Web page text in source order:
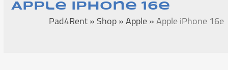
Apple iPhone 16e
Pad4Rent»Shop»Apple»Apple iPhone 16e